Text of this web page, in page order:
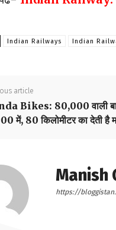
Indian Railways Indian
article
Bikes: 80,000 वाली
में, 80 किलोमीटर का देती है
Manish
https://